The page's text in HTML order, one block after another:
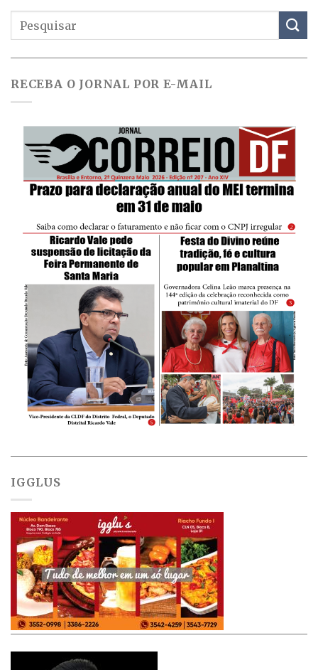
RECEBA O JORNAL POR E-MAIL
IGGLUS